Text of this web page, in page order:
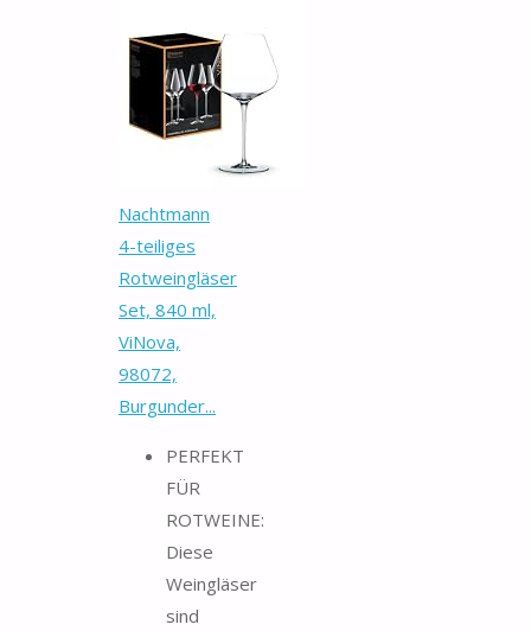
Nachtmann
4-teiliges
Rotweingläser
Set, 840 ml,
ViNova,
98072,
Burgunder...
PERFEKT
FÜR
ROTWEINE:
Diese
Weingläser
sind